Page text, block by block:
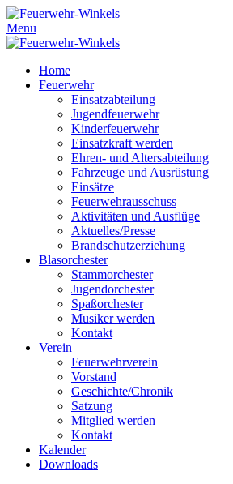
Menu
Home
Feuerwehr
Einsatzabteilung
Jugendfeuerwehr
Kinderfeuerwehr
Einsatzkraft werden
Ehren- und Altersabteilung
Fahrzeuge und Ausrüstung
Einsätze
Feuerwehrausschuss
Aktivitäten und Ausflüge
Aktuelles/Presse
Brandschutzerziehung
Blasorchester
Stammorchester
Jugendorchester
Spaßorchester
Musiker werden
Kontakt
Verein
Feuerwehrverein
Vorstand
Geschichte/Chronik
Satzung
Mitglied werden
Kontakt
Kalender
Downloads